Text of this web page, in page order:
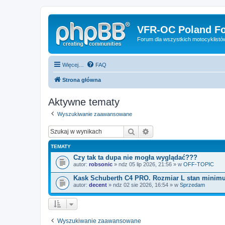
VFR-OC Poland
Forum dla wszystkich
Więcej… FAQ
Strona główna
Aktywne tematy
Wyszukiwanie zaawansowane
Szukaj
TEMATY
Czy tak ta dupa nie mogła wyglądać???
autor: robsonic » ndz 05 lip 2026, 21:56 » w OFF-TOPIC
Kask Schuberth C4 PRO. Rozmiar L stan
autor: decent » ndz 02 sie 2026, 16:54 » w Sprzedam
Wyszukiwanie zaawansowane